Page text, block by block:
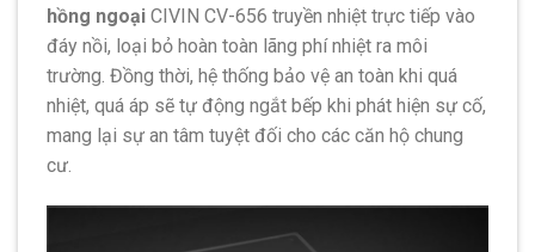
hồng ngoại CIVIN CV-656 truyền nhiệt trực tiếp vào
đáy nồi, loại bỏ hoàn toàn lãng phí nhiệt ra môi
trường. Đồng thời, hệ thống bảo vệ an toàn khi quá
nhiệt, quá áp sẽ tự động ngắt bếp khi phát hiện sự cố,
mang lại sự an tâm tuyệt đối cho các căn hộ chung
cư.